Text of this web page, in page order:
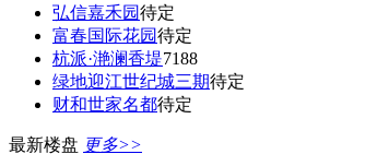
弘信嘉禾园待定
富春国际花园待定
杭派·滟澜香堤7188
绿地迎江世纪城三期待定
财和世家名都待定
最新楼盘 更多>>